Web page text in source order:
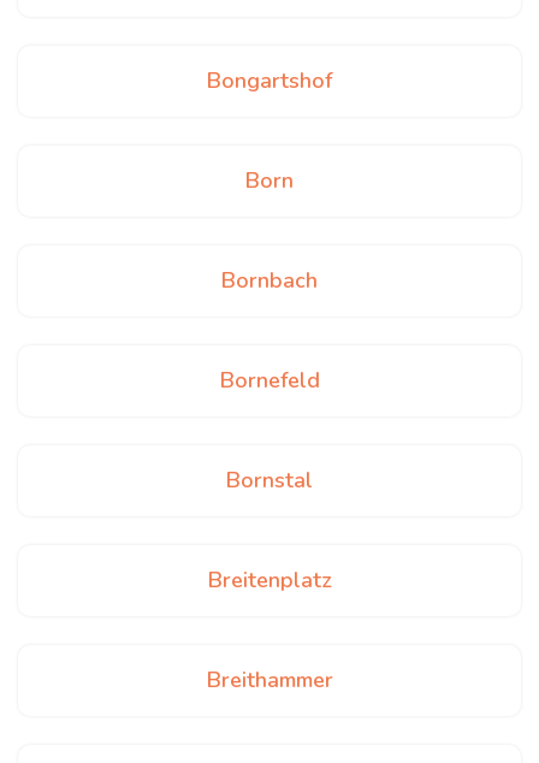
Bongartshof
Born
Bornbach
Bornefeld
Bornstal
Breitenplatz
Breithammer